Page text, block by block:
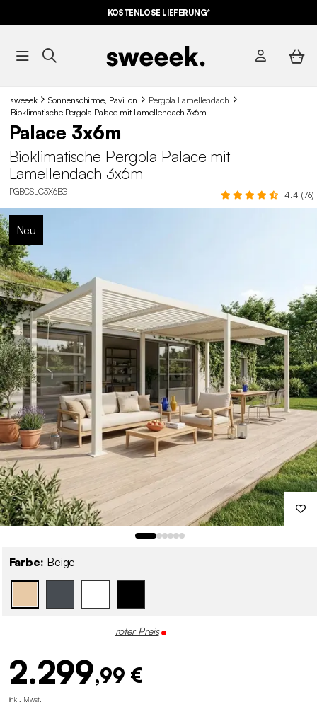
KOSTENLOSE LIEFERUNG*
sweeek Sonnenschirme, Pavillon
Pergola Lamellendach
Bioklimatische Pergola Palace mit Lamellendach 3x6m
Palace 3x6m
Bioklimatische Pergola Palace mit
Lamellendach 3x6m
PGBCSLC3X6BG 4.4 (76)
Neu
Farbe: Beige
roter Preis
2.299,99 €
inkl. Mwst.